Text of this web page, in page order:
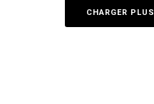
CHARGER PLUS